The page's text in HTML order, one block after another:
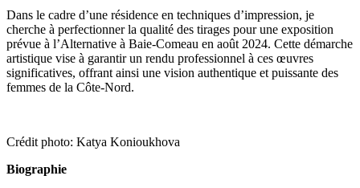
Dans le cadre d’une résidence en techniques d’impression, je
cherche à perfectionner la qualité des tirages pour une exposition
prévue à l’Alternative à Baie-Comeau en août 2024. Cette démarche
artistique vise à garantir un rendu professionnel à ces œuvres
significatives, offrant ainsi une vision authentique et puissante des
femmes de la Côte-Nord.
Crédit photo: Katya Konioukhova
Biographie